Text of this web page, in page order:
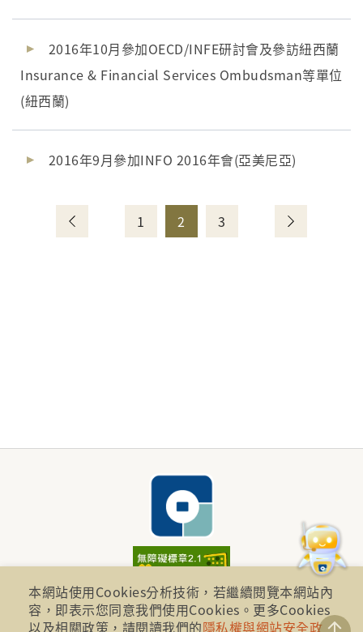
2016年10月參加OECD/INFE研討會及參訪紐西蘭
Insurance & Financial Services Ombudsman等單位
(紐西蘭)
2016年9月參加INFO 2016年會(亞美尼亞)
1 2 3
財團法人金融消費評議中心 著作權所有
地址：10041台北市忠孝西路一段四號17樓(崇聖大樓)
本網站使用Cookies分析技術，若繼續閱覽本網站內
容，即表示您同意我們使用Cookies。更多Cookies
以及相關政策，請閱讀我們的隱私權與網站安全政